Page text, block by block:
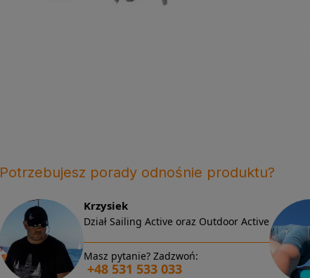
Potrzebujesz porady odnośnie produktu?
Krzysiek
Dział Sailing Active oraz Outdoor Active
Masz pytanie? Zadzwoń:
+48 531 533 033